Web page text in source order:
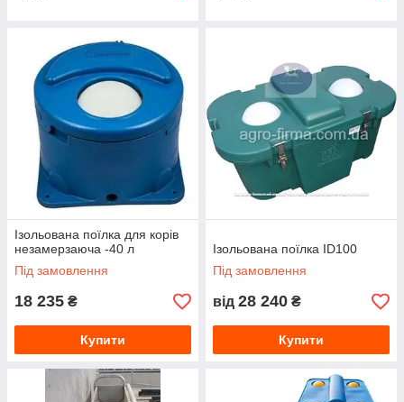
Ізольована поїлка для корів
незамерзаюча -40 л
Під замовлення
18 235 ₴
Купити
Ізольована поїлка ID100
Під замовлення
від 28 240 ₴
Купити